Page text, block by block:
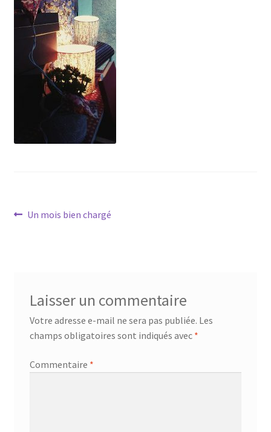
Navigation
Article
Un mois bien chargé
Laisser un commentaire
Votre adresse e-mail ne sera pas publiée. Les
champs obligatoires sont indiqués avec *
Commentaire *